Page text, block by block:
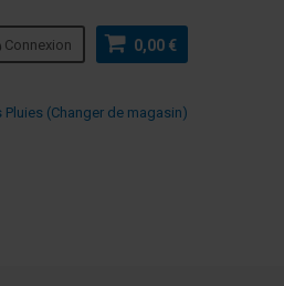
0,00 €
Connexion
Pluies (Changer de magasin)